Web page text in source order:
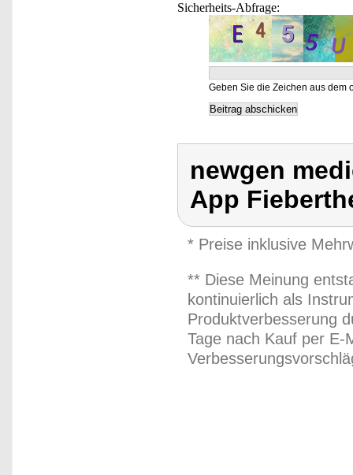
Sicherheits-Abfrage:
Geben Sie die Zeichen aus dem
newgen
App
* Preise inklusive
** Diese Meinung
kontinuierlich als
Produktverbesserung
Tage nach Kauf per E-